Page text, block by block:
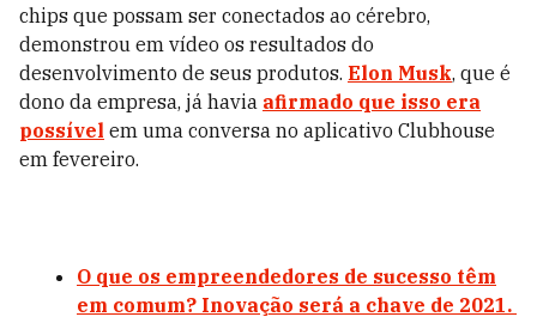
chips que possam ser conectados ao cérebro,
demonstrou em vídeo os resultados do
desenvolvimento de seus produtos. Elon Musk, que é
dono da empresa, já havia afirmado que isso era
possível em uma conversa no aplicativo Clubhouse
em fevereiro.
O que os empreendedores de sucesso têm
em comum? Inovação será a chave de 2021.